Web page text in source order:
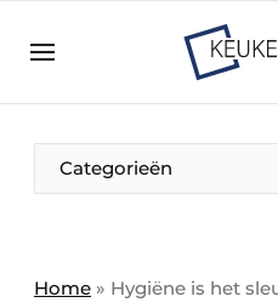
Bedrijven
Bedrijven
Direct contact
Categorieën
Home » Hygiëne is het